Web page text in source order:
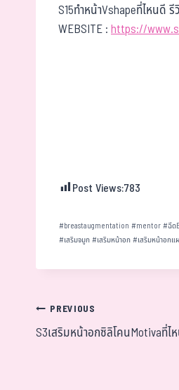
S15ทำหน้าVshapeที่ไหนดี
WEBSITE :https://
Post Views:783
#breastaugmentation #mentor#ฉีด
#เสริมจมูก#เสริมหน้าอก#เสริมหน้าอกแ
PREVIOUS
S3เสริมหน้าอกซิลิโคนMotivaที่ไ